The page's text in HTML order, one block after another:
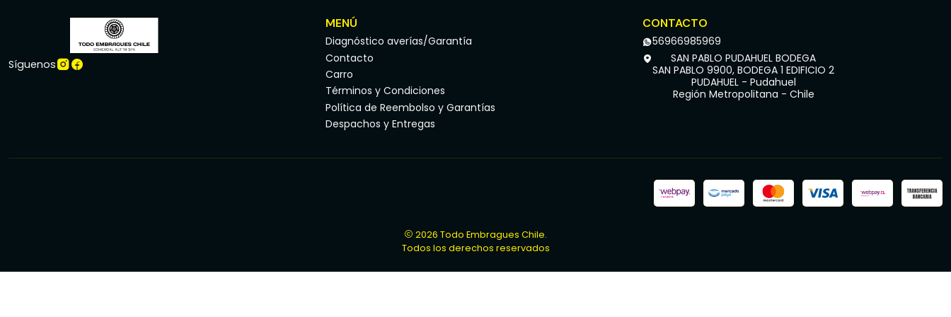
Síguenos
MENÚ
Diagnóstico averías/Garantía
Contacto
Carro
Términos y Condiciones
Política de Reembolso y Garantías
Despachos y Entregas
CONTACTO
56966985969
SAN PABLO PUDAHUEL BODEGA
SAN PABLO 9900, BODEGA 1 EDIFICIO 2
PUDAHUEL - Pudahuel
Región Metropolitana - Chile
2026 Todo Embragues Chile.
Todos los derechos reservados